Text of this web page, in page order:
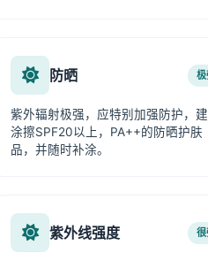
防晒
紫外辐射极强，应特别加强防护，
涂擦SPF20以上，PA++的防晒护肤
品，并随时补涂。
紫外线强度